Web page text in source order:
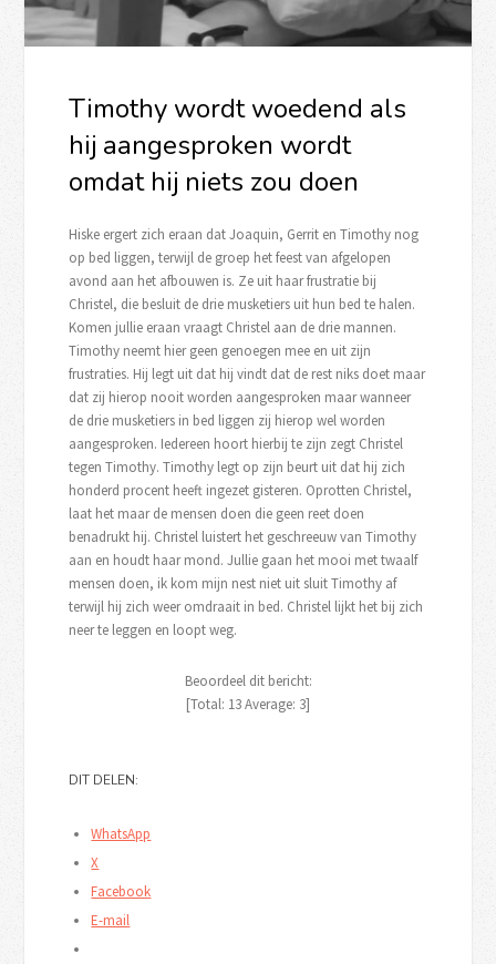
Timothy wordt woedend als
hij aangesproken wordt
omdat hij niets zou doen
Hiske ergert zich eraan dat Joaquin, Gerrit en Timothy nog
op bed liggen, terwijl de groep het feest van afgelopen
avond aan het afbouwen is. Ze uit haar frustratie bij
Christel, die besluit de drie musketiers uit hun bed te halen.
Komen jullie eraan vraagt Christel aan de drie mannen.
Timothy neemt hier geen genoegen mee en uit zijn
frustraties. Hij legt uit dat hij vindt dat de rest niks doet maar
dat zij hierop nooit worden aangesproken maar wanneer
de drie musketiers in bed liggen zij hierop wel worden
aangesproken. Iedereen hoort hierbij te zijn zegt Christel
tegen Timothy. Timothy legt op zijn beurt uit dat hij zich
honderd procent heeft ingezet gisteren. Oprotten Christel,
laat het maar de mensen doen die geen reet doen
benadrukt hij. Christel luistert het geschreeuw van Timothy
aan en houdt haar mond. Jullie gaan het mooi met twaalf
mensen doen, ik kom mijn nest niet uit sluit Timothy af
terwijl hij zich weer omdraait in bed. Christel lijkt het bij zich
neer te leggen en loopt weg.
Beoordeel dit bericht:
[Total: 13Average: 3]
DIT DELEN:
WhatsApp
X
Facebook
E-mail